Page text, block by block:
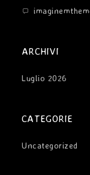
ARCHIVI
Luglio 2026
CATEGORIE
Uncategorized